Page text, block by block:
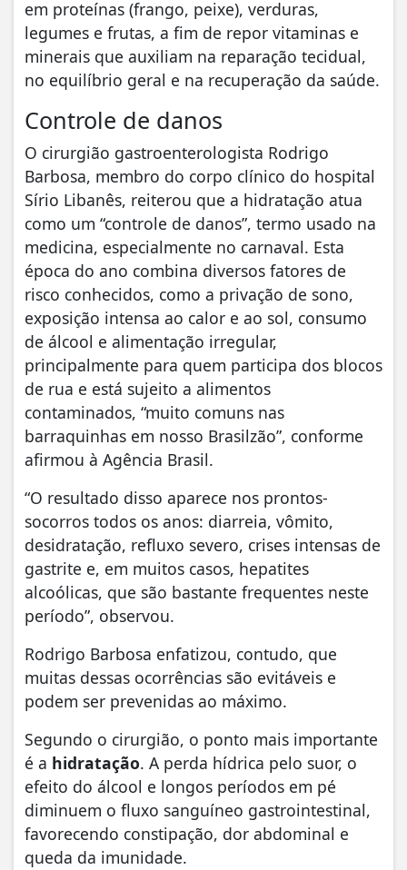
em proteínas (frango, peixe), verduras,
legumes e frutas, a fim de repor vitaminas e
minerais que auxiliam na reparação tecidual,
no equilíbrio geral e na recuperação da saúde.
Controle de danos
O cirurgião gastroenterologista Rodrigo
Barbosa, membro do corpo clínico do hospital
Sírio Libanês, reiterou que a hidratação atua
como um “controle de danos”, termo usado na
medicina, especialmente no carnaval. Esta
época do ano combina diversos fatores de
risco conhecidos, como a privação de sono,
exposição intensa ao calor e ao sol, consumo
de álcool e alimentação irregular,
principalmente para quem participa dos blocos
de rua e está sujeito a alimentos
contaminados, “muito comuns nas
barraquinhas em nosso Brasilzão”, conforme
afirmou à Agência Brasil.
“O resultado disso aparece nos prontos-
socorros todos os anos: diarreia, vômito,
desidratação, refluxo severo, crises intensas de
gastrite e, em muitos casos, hepatites
alcoólicas, que são bastante frequentes neste
período”, observou.
Rodrigo Barbosa enfatizou, contudo, que
muitas dessas ocorrências são evitáveis e
podem ser prevenidas ao máximo.
Segundo o cirurgião, o ponto mais importante
é a hidratação. A perda hídrica pelo suor, o
efeito do álcool e longos períodos em pé
diminuem o fluxo sanguíneo gastrointestinal,
favorecendo constipação, dor abdominal e
queda da imunidade.